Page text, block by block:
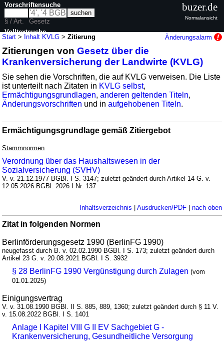
Start > Inhalt KVLG >Zitierung Änderungsalarm
Zitierungen vonGesetz über die
Krankenversicherung der Landwirte (KVLG)
Sie sehen die Vorschriften, die auf KVLG verweisen. Die Liste
ist unterteilt nach Zitaten in KVLG selbst,
Ermächtigungsgrundlagen,anderen geltenden Titeln,
Änderungsvorschriften und inaufgehobenen Titeln.
Ermächtigungsgrundlage gemäß Zitiergebot
Stammnormen
Verordnung über das Haushaltswesen in der
Sozialversicherung (SVHV)
V. v. 21.12.1977 BGBl. I S. 3147; zuletzt geändert durch Artikel 14 G. v.
12.05.2026 BGBl. 2026 I Nr. 137
Inhaltsverzeichnis | Ausdrucken/PDF| nach oben
Zitat in folgenden Normen
Berlinförderungsgesetz 1990 (BerlinFG 1990)
neugefasst durch B. v. 02.02.1990 BGBl. I S. 173; zuletzt geändert durch
Artikel 23 G. v. 20.08.2021 BGBl. I S. 3932
§ 28 BerlinFG 1990 Vergünstigung durch Zulagen (vom
01.01.2025)
Einigungsvertrag
V. v. 31.08.1990 BGBl. II S. 885, 889, 1360; zuletzt geändert durch § 11 V.
v. 15.08.2022 BGBl. I S. 1401
Anlage I Kapitel VIII G II EV Sachgebiet G -
Krankenversicherung, Gesundheitliche Versorgung
Vorschriftensuche
§ / Art.
Gesetz
Volltextsuche
nur in KVLG
buzer.de
Normalansicht